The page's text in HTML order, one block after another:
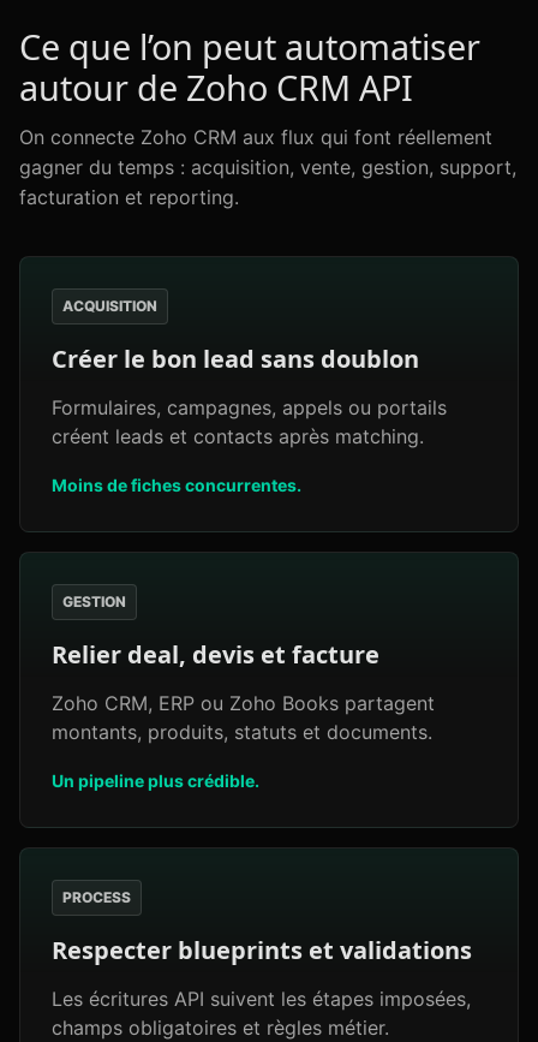
Ce que l’on peut automatiser
autour de Zoho CRM API
On connecte Zoho CRM aux flux qui font réellement
gagner du temps : acquisition, vente, gestion, support,
facturation et reporting.
ACQUISITION
Créer le bon lead sans doublon
Formulaires, campagnes, appels ou portails
créent leads et contacts après matching.
Moins de fiches concurrentes.
GESTION
Relier deal, devis et facture
Zoho CRM, ERP ou Zoho Books partagent
montants, produits, statuts et documents.
Un pipeline plus crédible.
PROCESS
Respecter blueprints et validations
Les écritures API suivent les étapes imposées,
champs obligatoires et règles métier.